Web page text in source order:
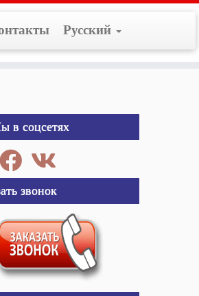
Русский
в соцсетях
звонок